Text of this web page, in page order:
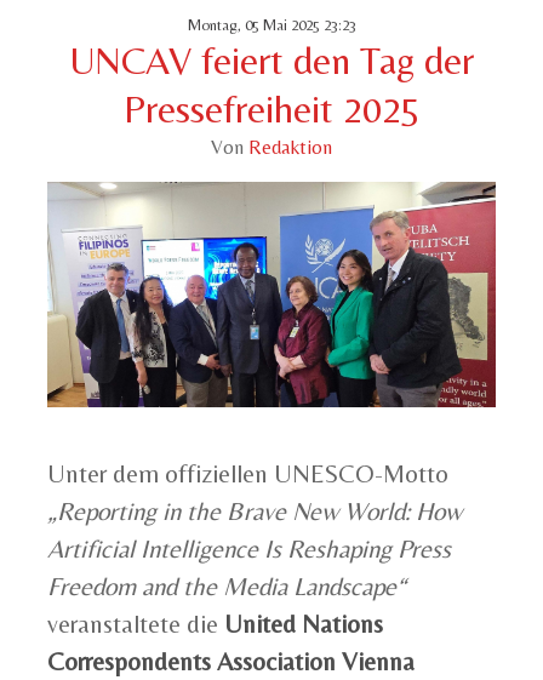
Montag, 05 Mai 2025 23:23
UNCAV feiert den Tag der
Pressefreiheit 2025
Von Redaktion
Unter dem offiziellen UNESCO-Motto
„Reporting in the Brave New World: How
Artificial Intelligence Is Reshaping Press
Freedom and the Media Landscape“
veranstaltete die United Nations
Correspondents Association Vienna